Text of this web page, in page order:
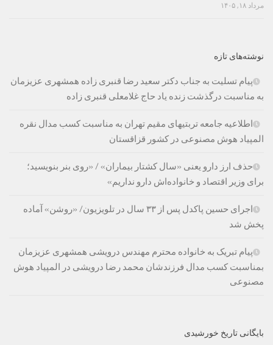
مرداد ۱۸, ۱۴۰۵
نوشته‌های تازه
پیام تسلیت به جناب دکتر سعید رضا قنبری زاده همشهری عزیزمان
به مناسبت درگذشت زنده یاد حاج غلامعلی قنبری زاده
اطلاعیه جامعه تربتیهای مقیم تهران به مناسبت کسب مدال نقره
المپیاد هوش مصنوعی در کشور قزاقستان
حذف ارز دارو یعنی «سال کشتار بیماران» / «روی بنر بنویسید؛
برای وزیر اقتصاد و خانواده‌اش دارو نداریم»
اجرای حسین پاکدل پس از ۳۳ سال در تلویزیون/ «روشن» آماده
پخش شد
پیام تبریک به خانواده محترم مهندس درویشی همشهری عزیزمان
بمناسبت کسب مدال فرزندشان محمد رضا درویشی در المپیاد هوش
مصنوعی
بایگانی تاریخ خورشیدی